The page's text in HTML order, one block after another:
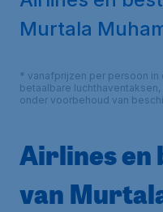
Murtala
* vanafprijzen per persoon in
betaalbare
onder voorbehoud van
Airlines en
van